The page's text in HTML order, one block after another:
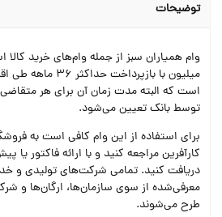
توضیحات
میلیون با بازپرداخت
است که البته مدت‌ زمان آن برای هر متقاضی،
توسط بانک تعیین می‌شود.
برای استفاده از این وام کافی است به
کارآفرین مراجعه کنید و با ارائه فاکتور یا پیش
دریافت کنید. تمامی شرکت‌های تولیدی و
معرفی‌شده از سوی سازمان‌ها، ارگان‌ها و
طرح می‌شوند.